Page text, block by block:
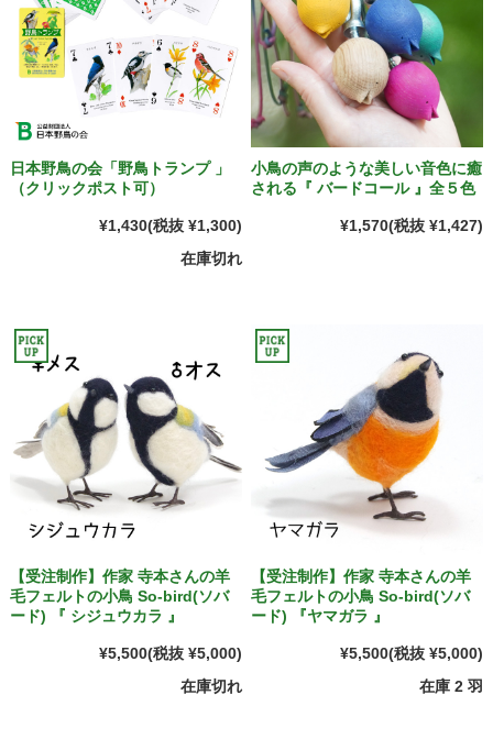
日本野鳥の会「野鳥トランプ 」
（クリックポスト可）
¥1,430(税抜 ¥1,300)
在庫切れ
小鳥の声のような美しい音色に癒
される『 バードコール 』全５色
¥1,570(税抜 ¥1,427)
【受注制作】作家 寺本さんの羊
毛フェルトの小鳥 So-bird(ソバ
ード) 『 シジュウカラ 』
¥5,500(税抜 ¥5,000)
在庫切れ
【受注制作】作家 寺本さんの羊
毛フェルトの小鳥 So-bird(ソバ
ード) 『ヤマガラ 』
¥5,500(税抜 ¥5,000)
在庫 2 羽